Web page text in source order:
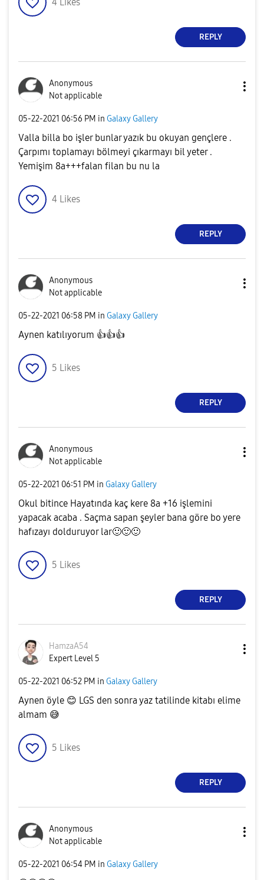
REPLY
Anonymous
Not applicable
‎05-22-2021 06:56 PM in Galaxy Gallery
Valla billa bo işler bunlar yazık bu okuyan gençlere .
Çarpımı toplamayı bölmeyi çıkarmayı bil yeter .
Yemişim 8a+++falan filan bu nu la
4 Likes
REPLY
Anonymous
Not applicable
‎05-22-2021 06:58 PM in Galaxy Gallery
Aynen katılıyorum 👍👍👍
5 Likes
REPLY
Anonymous
Not applicable
‎05-22-2021 06:51 PM in Galaxy Gallery
Okul bitince Hayatında kaç kere 8a +16 işlemini
yapacak acaba . Saçma sapan şeyler bana göre bo yere
hafızayı dolduruyor lar🙂🙂🙂
5 Likes
REPLY
HamzaA54
Expert Level 5
‎05-22-2021 06:52 PM in Galaxy Gallery
Aynen öyle 😊 LGS den sonra yaz tatilinde kitabı elime
almam 😅
5 Likes
REPLY
Anonymous
Not applicable
‎05-22-2021 06:54 PM in Galaxy Gallery